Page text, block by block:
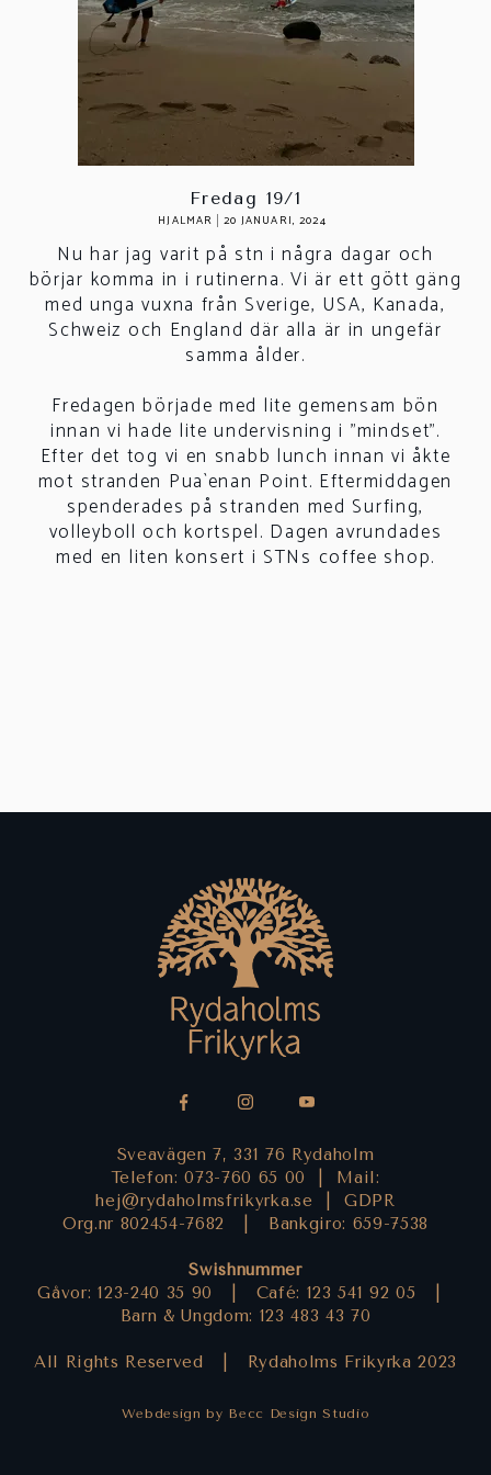
Fredag 19/1
HJALMAR 20 JANUARI, 2024
Nu har jag varit på stn i några dagar och
börjar komma in i rutinerna. Vi är ett gött gäng
med unga vuxna från Sverige, USA, Kanada,
Schweiz och England där alla är in ungefär
samma ålder.
Fredagen började med lite gemensam bön
innan vi hade lite undervisning i "mindset".
Efter det tog vi en snabb lunch innan vi åkte
mot stranden Pua`enan Point. Eftermiddagen
spenderades på stranden med Surfing,
volleyboll och kortspel. Dagen avrundades
med en liten konsert i STNs coffee shop.
Sveavägen 7, 331 76 Rydaholm
Telefon: 073-760 65 00 |
Mail:
hej@rydaholmsfrikyrka.se
GDPR
Org.nr 802454-7682 |
Bankgiro: 659-7538
Swishnummer
Gåvor: 123-240 35 90 |
Café: 123 541 92 05 |
Barn & Ungdom: 123 483 43 70
All Rights Reserved | Rydaholms Frikyrka 2023
Webdesign by Becc Design Studio